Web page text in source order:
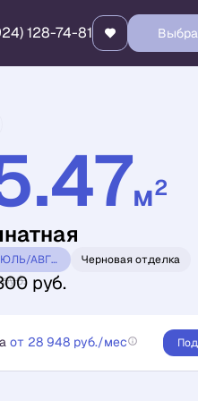
128-74-81
м2
ИЮНЬ/ИЮЛЬ/АВГУСТ 2026 ВИЗИОНЕР Черновая отделка
руб.
от 28 948 руб./мес